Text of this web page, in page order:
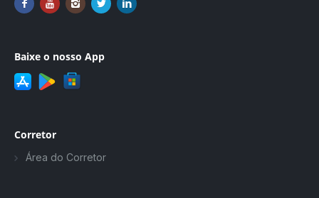
Baixe o nosso App
Corretor
Área do Corretor